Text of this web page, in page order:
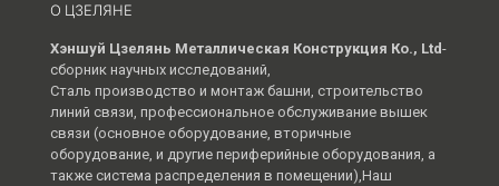
О ЦЗЕЛЯНЕ
Хэншуй Цзелянь Металлическая Конструкция Ко., Ltd-
сборник научных исследований,
Сталь производство и монтаж башни, строительство
линий связи, профессиональное обслуживание вышек
связи (основное оборудование, вторичные
оборудование, и другие периферийные оборудования, а
также система распределения в помещении),Наш